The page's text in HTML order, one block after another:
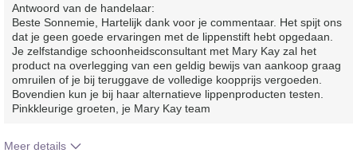
Antwoord van de handelaar:
Beste Sonnemie, Hartelijk dank voor je commentaar. Het spijt ons
dat je geen goede ervaringen met de lippenstift hebt opgedaan.
Je zelfstandige schoonheidsconsultant met Mary Kay zal het
product na overlegging van een geldig bewijs van aankoop graag
omruilen of je bij teruggave de volledige koopprijs vergoeden.
Bovendien kun je bij haar alternatieve lippenproducten testen.
Pinkkleurige groeten, je Mary Kay team
Meer details